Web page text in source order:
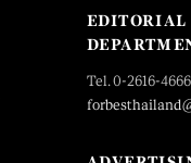
EDITORIAL
Tel. 0-2616-